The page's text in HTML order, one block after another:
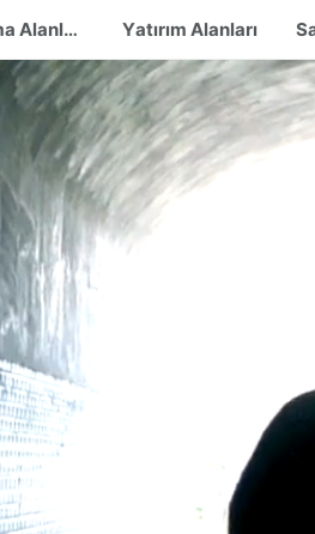
Çalışma Alanlarımız Yatırım Alanları